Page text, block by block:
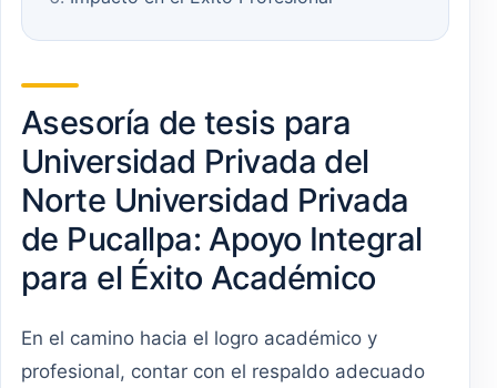
Asesoría de tesis para
Universidad Privada del
Norte Universidad Privada
de Pucallpa: Apoyo Integral
para el Éxito Académico
En el camino hacia el logro académico y
profesional, contar con el respaldo adecuado